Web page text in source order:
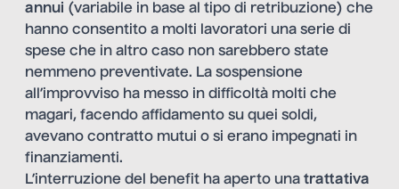
annui (variabile in base al tipo di retribuzione) che
hanno consentito a molti lavoratori una serie di
spese che in altro caso non sarebbero state
nemmeno preventivate. La sospensione
all’improvviso ha messo in difficoltà molti che
magari, facendo affidamento su quei soldi,
avevano contratto mutui o si erano impegnati in
finanziamenti.
L’interruzione del benefit ha aperto una trattativa